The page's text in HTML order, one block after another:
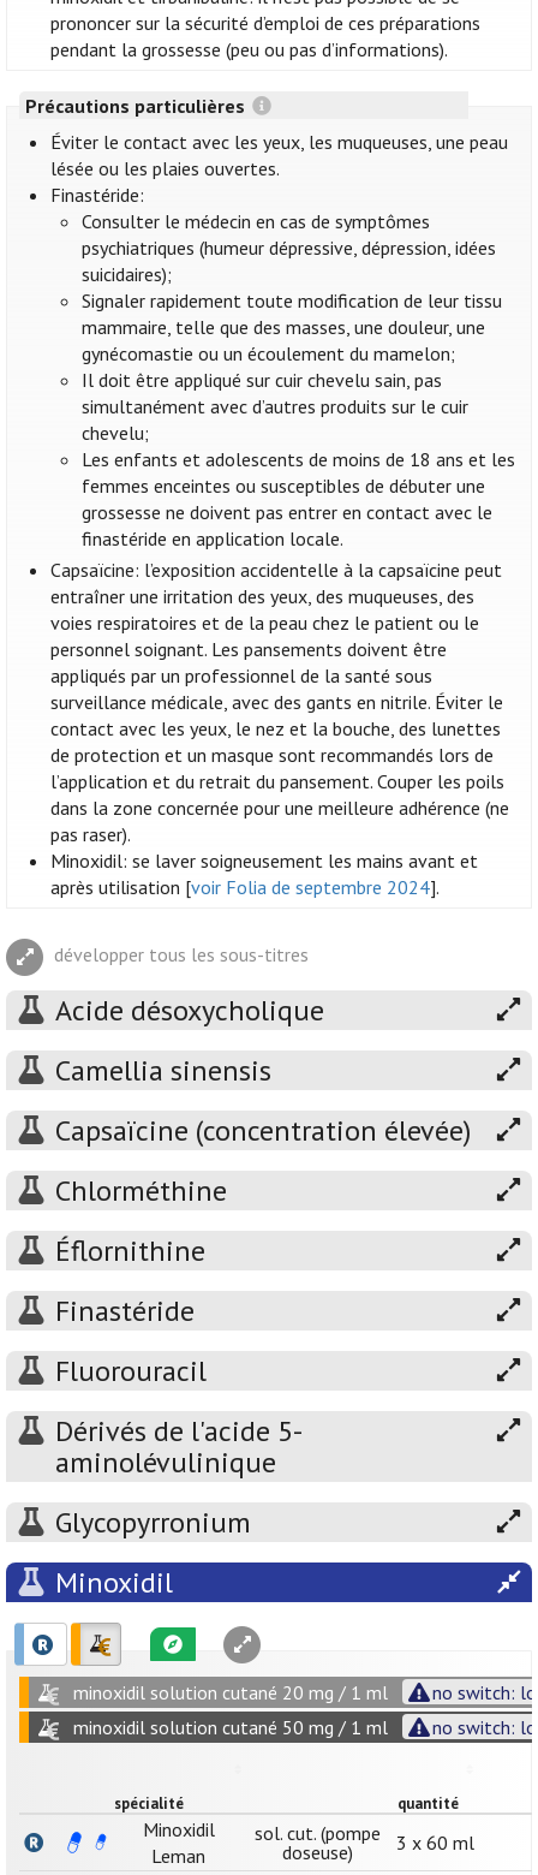
prononcer sur la sécurité d’emploi de ces préparations
pendant la grossesse (peu ou pas d’informations).
Précautions particulières
Éviter le contact avec les yeux, les muqueuses, une peau
lésée ou les plaies ouvertes.
Finastéride:
Consulter le médecin en cas de symptômes
psychiatriques (humeur dépressive, dépression, idées
suicidaires);
Signaler rapidement toute modification de leur tissu
mammaire, telle que des masses, une douleur, une
gynécomastie ou un écoulement du mamelon;
Il doit être appliqué sur cuir chevelu sain, pas
simultanément avec d’autres produits sur le cuir
chevelu;
Les enfants et adolescents de moins de 18 ans et les
femmes enceintes ou susceptibles de débuter une
grossesse ne doivent pas entrer en contact avec le
finastéride en application locale.
Capsaïcine: l’exposition accidentelle à la capsaïcine peut
entraîner une irritation des yeux, des muqueuses, des
voies respiratoires et de la peau chez le patient ou le
personnel soignant. Les pansements doivent être
appliqués par un professionnel de la santé sous
surveillance médicale, avec des gants en nitrile. Éviter le
contact avec les yeux, le nez et la bouche, des lunettes
de protection et un masque sont recommandés lors de
l’application et du retrait du pansement. Couper les poils
dans la zone concernée pour une meilleure adhérence (ne
pas raser).
Minoxidil: se laver soigneusement les mains avant et
après utilisation [voir Folia de septembre 2024].
développer tous les sous-titres
Acide désoxycholique
Camellia sinensis
Capsaïcine (concentration élevée)
Chlorméthine
Éflornithine
Finastéride
Fluorouracil
Dérivés de l'acide 5-
aminolévulinique
Glycopyrronium
Minoxidil
minoxidil solution cutané 20 mg / 1 ml
no switch:
minoxidil solution cutané 50 mg / 1 ml
no switch:
spécialité quantité
Minoxidil
Leman
sol. cut. (pompe
doseuse)
3 x 60 ml